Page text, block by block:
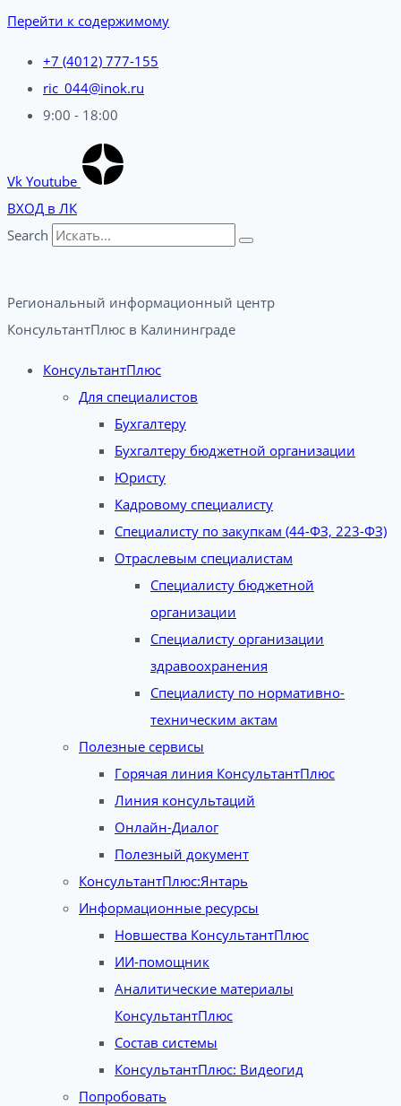
Перейти к содержимому
+7 (4012) 777-155
ric_044@inok.ru
9:00 - 18:00
Vk Youtube
ВХОД в ЛК
Search
Региональный информационный центр
КонсультантПлюс в Калининграде​
КонсультантПлюс
Для специалистов
Бухгалтеру
Бухгалтеру бюджетной организации
Юристу
Кадровому специалисту
Специалисту по закупкам (44-ФЗ, 223-ФЗ)
Отраслевым специалистам
Специалисту бюджетной
организации
Специалисту организации
здравоохранения
Специалисту по нормативно-
техническим актам
Полезные сервисы
Горячая линия КонсультантПлюс
Линия консультаций
Онлайн-Диалог
Полезный документ
КонсультантПлюс:Янтарь
Информационные ресурсы
Новшества КонсультантПлюс
ИИ-помощник
Аналитические материалы
КонсультантПлюс
Состав системы
КонсультантПлюс: Видеогид
Попробовать